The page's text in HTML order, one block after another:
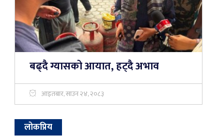
बढ्दै ग्यासको आयात, हट्दै अभाव
आइतबार, साउन २४, २०८३
लोकप्रिय